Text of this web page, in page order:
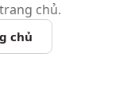
chủ.
chủ